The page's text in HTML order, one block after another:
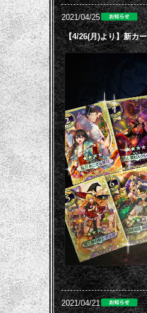
2021/04/25
【4/26(月)より】新カ
2021/04/21